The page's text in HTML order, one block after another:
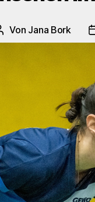
Von Jana Bork